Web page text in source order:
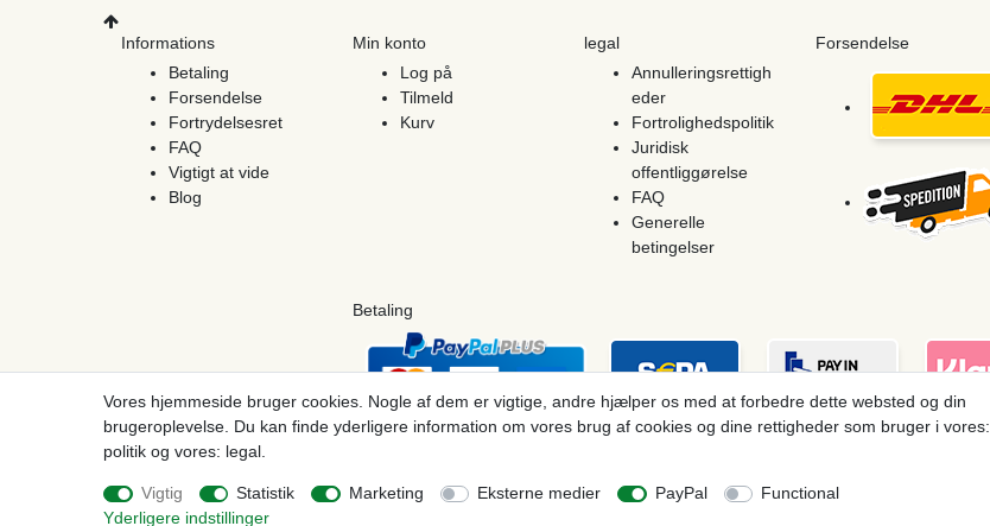
Informations
Betaling
Forsendelse
Fortrydelsesret
FAQ
Vigtigt at vide
Blog
Min konto
Log på
Tilmeld
Kurv
legal
Annulleringsrettigh
eder
Fortrolighedspolitik
Juridisk
offentliggørelse
FAQ
Generelle
betingelser
Forsendelse
Betaling
Vores hjemmeside bruger cookies. Nogle af dem er vigtige, andre hjælper os med at forbedre dette websted og din
brugeroplevelse. Du kan finde yderligere information om vores brug af cookies og dine rettigheder som bruger i vores:
politik og vores: legal.
Vigtig Statistik Marketing Eksterne medier PayPal
Functional
Yderligere indstillinger